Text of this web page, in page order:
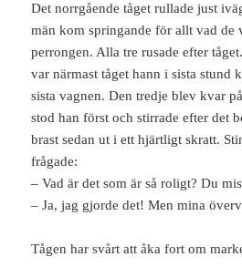
Det norrgående tåget rullade just
män kom springande för allt vad de
perrongen. Alla tre rusade efter
var närmast tåget hann i sista stund
sista vagnen. Den tredje blev kvar
stod han först och stirrade efter det
brast sedan ut i ett hjärtligt skratt.
frågade:
– Vad är det som är så roligt? Du
– Ja, jag gjorde det! Men mina
Tågen har svårt att åka fort om